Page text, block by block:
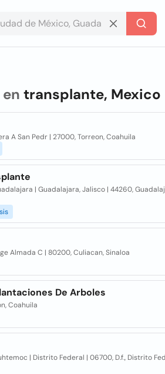
transplante, Mexico
A San Pedr | 27000, Torreon, Coahuila
| Guadalajara, Jalisco | 44260,
Almada C | 80200, Culiacan, Sinaloa
De Arboles
Coahuila
| Distrito Federal | 06700, D.f., Distrito